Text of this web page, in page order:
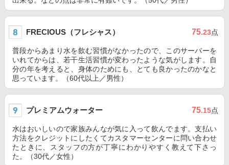
FRECIOUS（フレシャス） 75.23点
普段からあまり水を飲む習慣がなかったので、このサーバーを
いれてからは、若干生活習慣が変わったような気がします。自
分の年を考えると、身体のためにも、とても良かったのかなと
思っています。（60代以上／男性）
プレミアムウォーター 75.15点
水はおいしいので家族みんなが気に入って飲んでます。支払い
方法をクレジットにしたくてカスタマーセンターに問い合わせ
たときに、スタッフの方が丁寧にわかりやすく教えて下さっ
た。（30代／女性）